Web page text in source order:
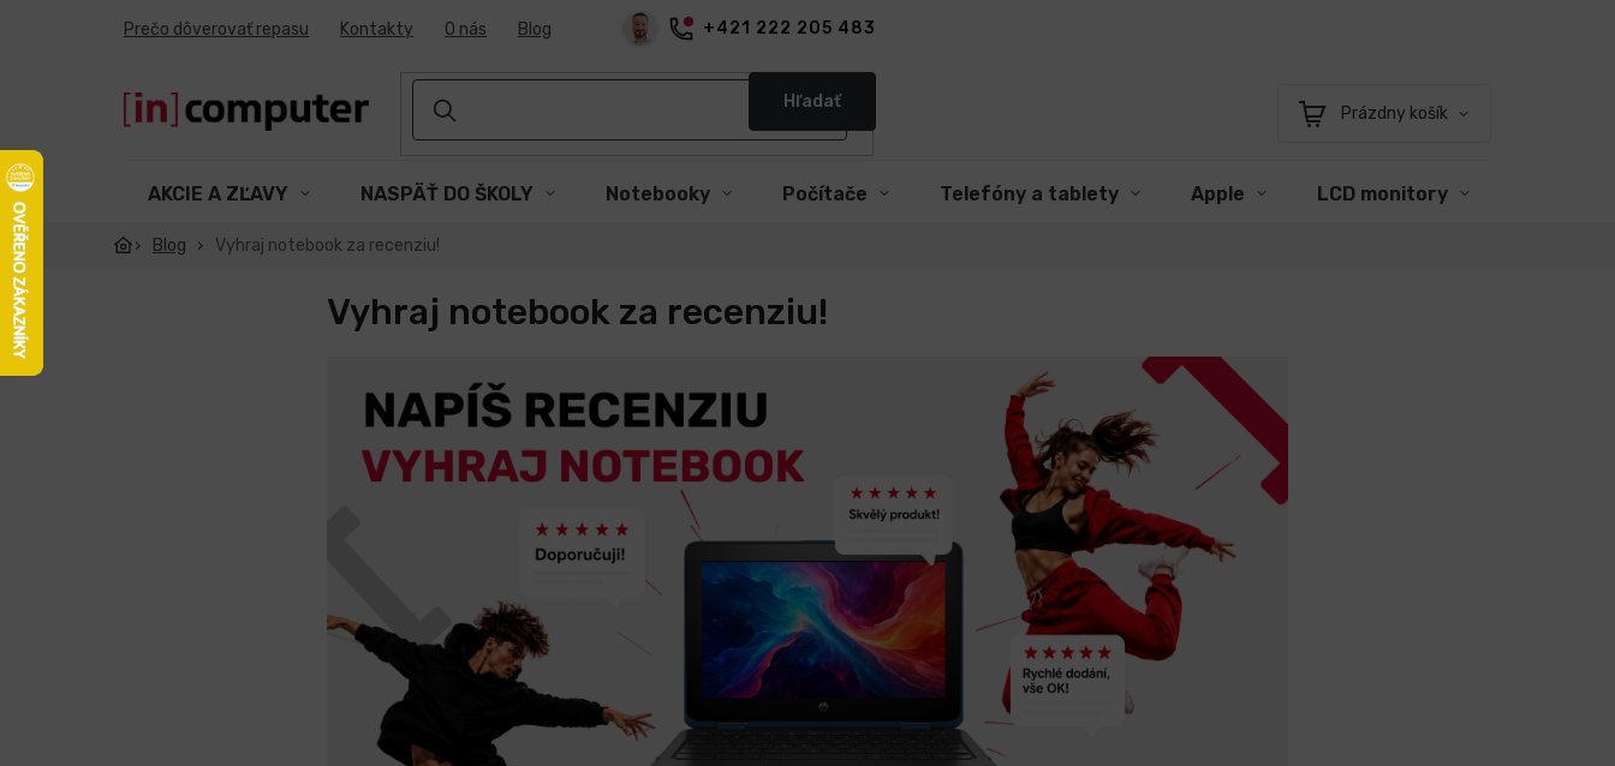
+421 222 205 483
Prečo dôverovať repasu Kontakty O nás Blog
Hľadať
Nákupný
Prázdny košík
AKCIE A ZĽAVY NASPÄŤ DO ŠKOLY Notebooky Počítače Telefóny a tablety Apple LCD monitory
Blog Vyhraj notebook za recenziu!
Vyhraj notebook za recenziu!